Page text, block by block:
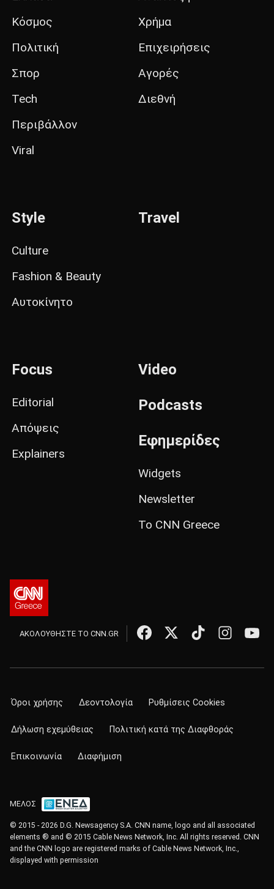
Κόσμος
Πολιτική
Σπορ
Tech
Περιβάλλον
Viral
Χρήμα
Επιχειρήσεις
Αγορές
Διεθνή
Style
Culture
Fashion & Beauty
Αυτοκίνητο
Travel
Focus
Editorial
Απόψεις
Explainers
Video
Podcasts
Εφημερίδες
Widgets
Newsletter
Το CNN Greece
ΑΚΟΛΟΥΘΗΣΤΕ ΤΟ CNN.GR
Όροι χρήσης Δεοντολογία Ρυθμίσεις Cookies
Δήλωση εχεμύθειας Πολιτική κατά της Διαφθοράς
Επικοινωνία Διαφήμιση
ΜΕΛΟΣ
© 2015 - 2026 D.G. Newsagency S.A. CNN name, logo and all associated
elements ® and © 2015 Cable News Network, Inc. All rights reserved. CNN
and the CNN logo are registered marks of Cable News Network, Inc.,
displayed with permission